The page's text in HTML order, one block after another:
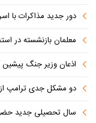
دور جدید مذاکرات با
معلمان بازنشسته در
اذعان وزیر جنگ پیشین
دو مشکل جدی ترامپ
سال تحصیلی جدید